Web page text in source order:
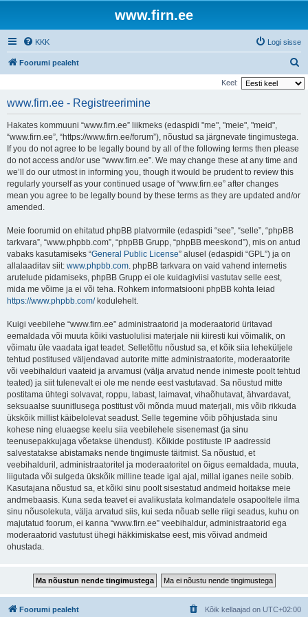
www.firn.ee
KKK Logi sisse
Foorumi pealeht
t
Keel:
www.firn.ee - Registreerimine
Hakates kommuuni “www.firn.ee” liikmeks (edaspidi "me", "meie", "meid",
“www.firn.ee”, “https://www.firn.ee/forum”), nõustud sa järgnevate tingimustega.
If you do not agree to be legally bound by all of the following terms then please
do not access and/or use “www.firn.ee”. We may change these at any time and
we’ll do our utmost in informing you, though it would be prudent to review this
regularly yourself as your continued usage of “www.firn.ee” after changes
mean you agree to be legally bound by these terms as they are updated and/or
amended.
Meie foorumid on ehitatud phpBB platvormile (edaspidi “see”, “selle”, “phpBB
tarkvara”, “www.phpbb.com”, “phpBB Grupp, “phpBB meeskond”), mis on antud
vabaks kasutamiseks “General Public License” alusel (edaspidi “GPL”) ja on
allalaaditav siit: www.phpbb.com. phpBB tarkvara on vaid vahend internetis
arutelude pidamiseks, phpBB Grupp ei ole kuidagiviisi vastutav selle eest,
mida me võime ja ei või teha. Rohkem informatsiooni phpBB kohta leiad
https://www.phpbb.com/kodulehelt.
Kuigi veebilehe “www.firn.ee” administraatorid ja moderaatorid üritavad
eemaldada või muuta kõiki vastuolulisi materjale nii kiiresti kui võimalik, on
võimatu üle vaadata igat teadet. Selletõttu nõustud sa, et kõik siia leheküljele
tehtud postitused väljendavad autorite mitte administraatorite, moderaatorite
või veebihalduri vaateid ja arvamusi (välja arvatud nende inimeste poolt tehtud
teated) ja siit tulenevalt ei ole me nende eest vastutavad. Sa nõustud mitte
postitama ühtegi solvavat, roppu, labast, laimavat, vihaõhutavat, ähvardavat,
seksuaalse suunitlusega postitust või mõnda muud materjali, mis võib rikkuda
ükskõik millist käibelolevat seadust. Selle tegemine võib põhjustada sinu
kohese ning eluaegse keelu siia veebilehele sisenemast (ja sinu
teenusepakkujaga võetakse ühendust). Kõikide postituste IP aadressid
salvestatakse abistamaks nende tingimuste täitmist. Sa nõustud, et
veebihalduril, administraatoritel ja moderaatoritel on õigus eemaldada, muuta,
liigutada või sulgeda ükskõik milline teade igal ajal, millal iganes neile sobib.
Kasutajana nõustud sa, et kõiki sinu poolt sisestatud andmeid hoitakse meie
andmebaasis. Kuna seda teavet ei avalikustata kolmandatele osapooltele ilma
sinu nõusolekuta, välja arvatud siis, kui seda nõuab selle riigi seadus, kuhu on
majutatud foorum, ei kanna “www.firn.ee” veebihaldur, administraatorid ega
moderaatorid vastutust ühegi häkkimiskatse eest, mis võivad andmeid
ohustada.
Foorumi pealeht Kõik kellaajad on UTC+02:00